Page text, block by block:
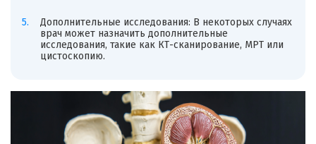
Дополнительные исследования: В некоторых случаях
врач может назначить дополнительные
исследования, такие как КТ-сканирование, МРТ или
цистоскопию.